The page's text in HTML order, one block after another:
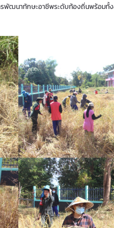
พัฒนาทักษะอาชีพระดับท้องถิ่นพร้อมทั้